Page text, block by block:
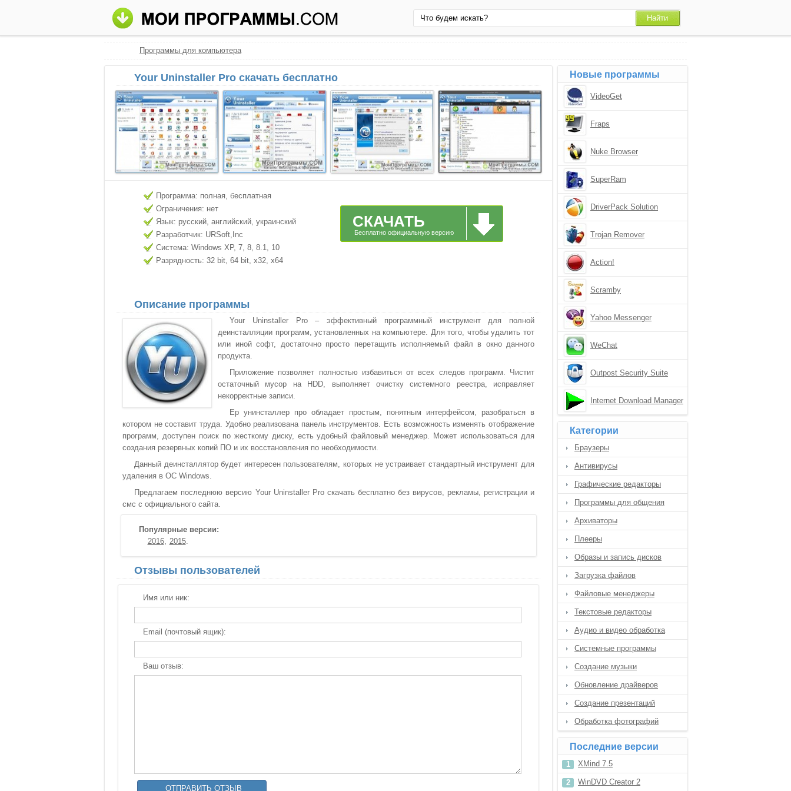
Программы для компьютера
Your Uninstaller Pro скачать бесплатно
Программа: полная, бесплатная
Ограничения: нет
Язык: русский, английский, украинский
Разработчик: URSoft,Inc
Система: Windows XP, 7, 8, 8.1, 10
Разрядность: 32 bit, 64 bit, x32, x64
СКАЧАТЬ
Бесплатно официальную версию
Описание программы
Your Uninstaller Pro – эффективный программный инструмент для полной
деинсталляции программ, установленных на компьютере. Для того, чтобы удалить тот
или иной софт, достаточно просто перетащить исполняемый файл в окно данного
продукта.
Приложение позволяет полностью избавиться от всех следов программ. Чистит
остаточный мусор на HDD, выполняет очистку системного реестра, исправляет
некорректные записи.
Ер унинсталлер про обладает простым, понятным интерфейсом, разобраться в
котором не составит труда. Удобно реализована панель инструментов. Есть возможность изменять отображение
программ, доступен поиск по жесткому диску, есть удобный файловый менеджер. Может использоваться для
создания резервных копий ПО и их восстановления по необходимости.
Данный деинсталлятор будет интересен пользователям, которых не устраивает стандартный инструмент для
удаления в ОС Windows.
Предлагаем последнюю версию Your Uninstaller Pro скачать бесплатно без вирусов, рекламы, регистрации и
смс с официального сайта.
Популярные версии:
2016
2015
Отзывы пользователей
Имя или ник:
Email (почтовый ящик):
Ваш отзыв:
Новые программы
VideoGet
Fraps
Nuke Browser
SuperRam
DriverPack Solution
Trojan Remover
Action!
Scramby
Yahoo Messenger
WeChat
Outpost Security Suite
Internet Download Manager
Категории
Браузеры
Антивирусы
Графические редакторы
Программы для общения
Архиваторы
Плееры
Образы и запись дисков
Загрузка файлов
Файловые менеджеры
Текстовые редакторы
Аудио и видео обработка
Системные программы
Создание музыки
Обновление драйверов
Создание презентаций
Обработка фотографий
Последние версии
XMind 7.5
WinDVD Creator 2